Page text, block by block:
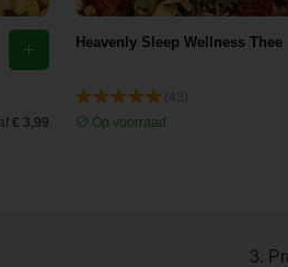
€ 3,99
Heavenly Sleep Wellness Thee
Op voorraad
3.